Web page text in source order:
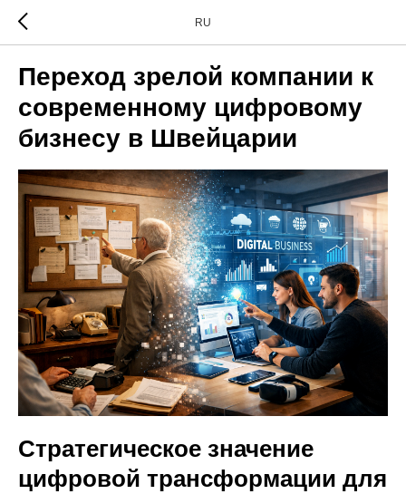
RU
Переход зрелой компании к
современному цифровому
бизнесу в Швейцарии
Стратегическое значение
цифровой трансформации для